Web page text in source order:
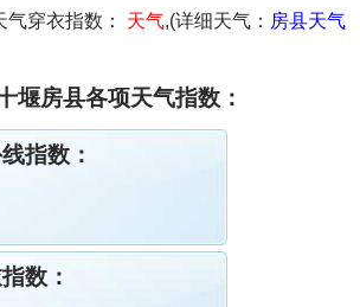
穿衣指数： 天气,(详细天气： 房县天气
堰房县各项天气指数：
指数：
数：